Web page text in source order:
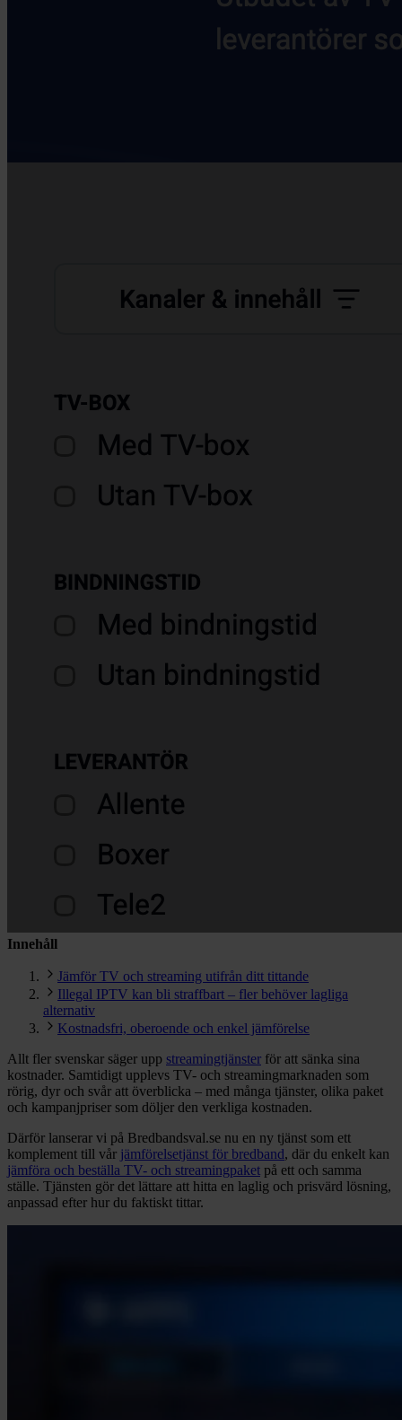
Innehåll
Jämför TV och streaming utifrån ditt tittande
Illegal IPTV kan bli straffbart – fler behöver lagliga
alternativ
Kostnadsfri, oberoende och enkel jämförelse
Allt fler svenskar säger upp streamingtjänster för att sänka sina
kostnader. Samtidigt upplevs TV- och streamingmarknaden som
rörig, dyr och svår att överblicka – med många tjänster, olika paket
och kampanjpriser som döljer den verkliga kostnaden.
Därför lanserar vi på Bredbandsval.se nu en ny tjänst som ett
komplement till vår jämförelsetjänst för bredband, där du enkelt kan
jämföra och beställa TV- och streamingpaket på ett och samma
ställe. Tjänsten gör det lättare att hitta en laglig och prisvärd lösning,
anpassad efter hur du faktiskt tittar.